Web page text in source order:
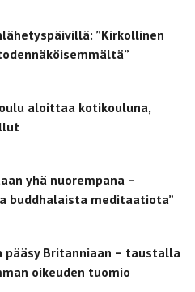
”Kirkollinen
aloittaa kotikouluna,
yhä nuorempana –
buddhalaista meditaatiota”
Britanniaan – taustalla
oikeuden tuomio